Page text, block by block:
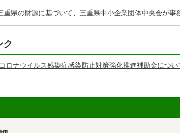
県の財源に基づいて、三重県中小企業団体中央会が事
ク
ロナウイルス感染症感染防止対策強化推進補助金につい